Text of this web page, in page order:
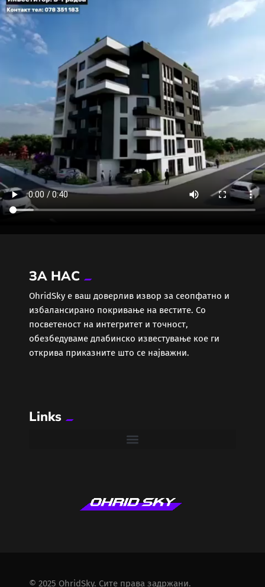
ЗА НАС
ОhridSky е ваш доверлив извор за сеопфатно и
избалансирано покривање на вестите. Со
посветеност на интегритет и точност,
обезбедуваме длабинско известување кое ги
открива приказните што се најважни.
Links
© 2025 OhridSky. Сите права задржани.